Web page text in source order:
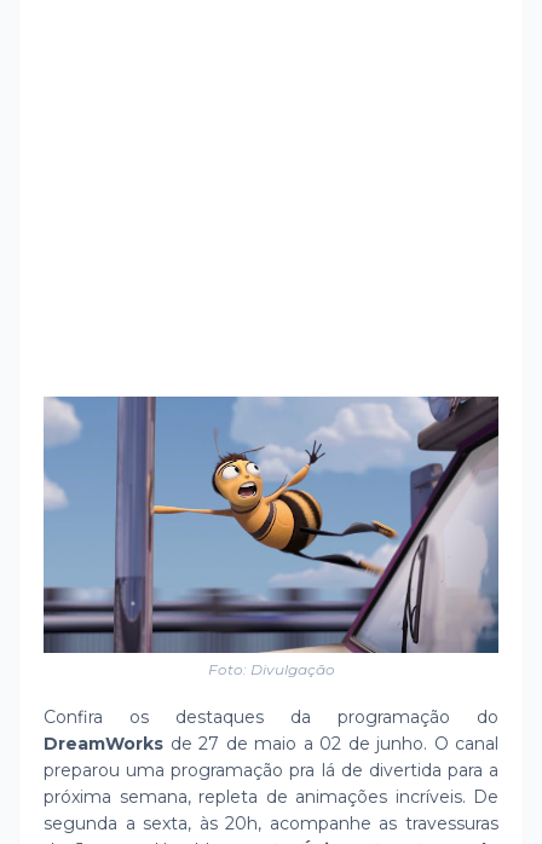
Foto: Divulgação
Confira os destaques da programação do
DreamWorks de 27 de maio a 02 de junho. O canal
preparou uma programação pra lá de divertida para a
próxima semana, repleta de animações incríveis. De
segunda a sexta, às 20h, acompanhe as travessuras